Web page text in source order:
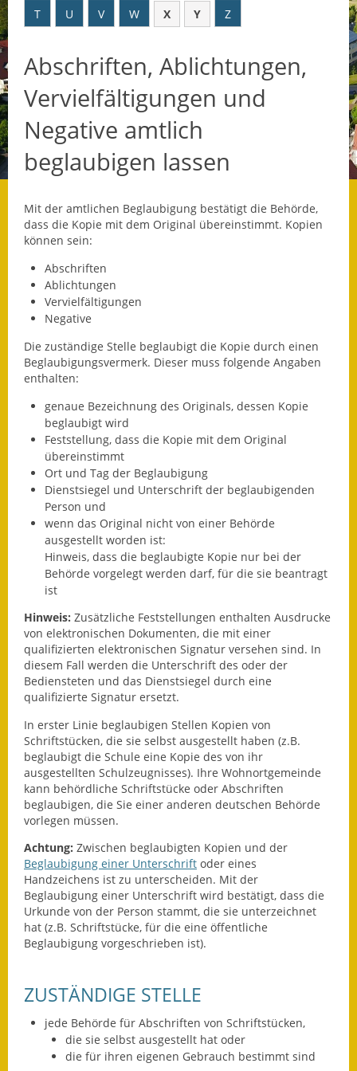
Datenschutz
Datenschutz im
Steueramt
Gebärdensprache
Geschichte und
Gegenwart
Was die Alten noch
wussten!
Leichte Sprache
Notfallplanung
Schadensmeldung
Landesstraße
Kreisstraße
Ausweichfahrplan
Buslinie 168
Stellenausschreibungen
Rathaus
Bauhof Notzingen
Behördenadressen
Landkreis
Dienstleistungen
Formulare
T
U V W X Y Z
Abschriften, Ablichtungen,
Vervielfältigungen und
Negative amtlich
beglaubigen lassen
Mit der amtlichen Beglaubigung bestätigt die Behörde,
dass die Kopie mit dem Original übereinstimmt. Kopien
können sein:
Abschriften
Ablichtungen
Vervielfältigungen
Negative
Die zuständige Stelle beglaubigt die Kopie durch einen
Beglaubigungsvermerk. Dieser muss folgende Angaben
enthalten:
genaue Bezeichnung des Originals, dessen Kopie
beglaubigt wird
Feststellung, dass die Kopie mit dem Original
übereinstimmt
Ort und Tag der Beglaubigung
Dienstsiegel und Unterschrift der beglaubigenden
Person und
wenn das Original nicht von einer Behörde
ausgestellt worden ist:
Hinweis, dass die beglaubigte Kopie nur bei der
Behörde vorgelegt werden darf, für die sie beantragt
ist
Hinweis: Zusätzliche Feststellungen enthalten Ausdrucke
von elektronischen Dokumenten, die mit einer
qualifizierten elektronischen Signatur versehen sind. In
diesem Fall werden die Unterschrift des oder der
Bediensteten und das Dienstsiegel durch eine
qualifizierte Signatur ersetzt.
In erster Linie beglaubigen Stellen Kopien von
Schriftstücken, die sie selbst ausgestellt haben (z.B.
beglaubigt die Schule eine Kopie des von ihr
ausgestellten Schulzeugnisses). Ihre Wohnortgemeinde
kann behördliche Schriftstücke oder Abschriften
beglaubigen, die Sie einer anderen deutschen Behörde
vorlegen müssen.
Achtung: Zwischen beglaubigten Kopien und der
Beglaubigung einer Unterschrift oder eines
Handzeichens ist zu unterscheiden. Mit der
Beglaubigung einer Unterschrift wird bestätigt, dass die
Urkunde von der Person stammt, die sie unterzeichnet
hat (z.B. Schriftstücke, für die eine öffentliche
Beglaubigung vorgeschrieben ist).
ZUSTÄNDIGE STELLE
jede Behörde für Abschriften von Schriftstücken,
die sie selbst ausgestellt hat oder
die für ihren eigenen Gebrauch bestimmt sind